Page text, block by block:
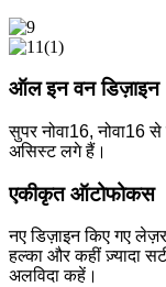
ऑल इन वन डिज़ाइन
सुपर नोवा16, नोवा16
असिस्ट लगे हैं।
एकीकृत ऑटोफोकस
नए डिज़ाइन किए गए
हल्का और कहीं ज़्यादा
अलविदा कहें।